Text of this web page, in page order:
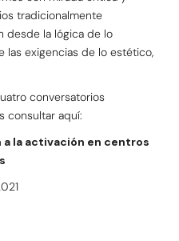
tradicionalmente
desde la lógica de lo
exigencias de lo estético,
conversatorios
consultar aquí:
a la activación en centros